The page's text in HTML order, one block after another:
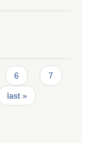
6 7
last »